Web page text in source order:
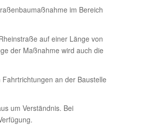
im Bereich
auf einer Länge von
der Maßnahme wird auch die
an der Baustelle
um Verständnis. Bei